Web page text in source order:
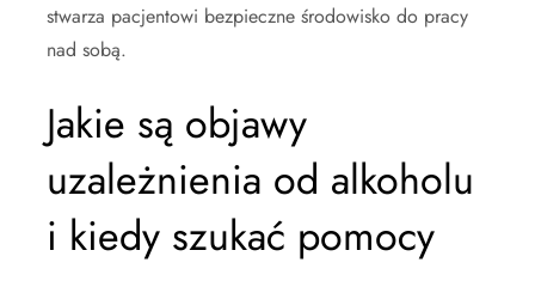
stwarza pacjentowi bezpieczne środowisko do pracy
nad sobą.
Jakie są objawy
uzależnienia od alkoholu
i kiedy szukać pomocy